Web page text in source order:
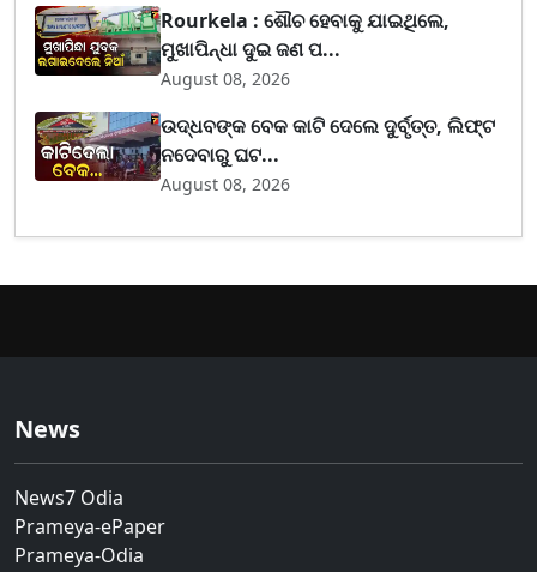
Rourkela : ଶୌଚ ହେବାକୁ ଯାଇଥିଲେ,
ମୁଖାପିନ୍ଧା ଦୁଇ ଜଣ ପ...
August 08, 2026
ଉଦ୍ଧବଙ୍କ ବେକ କାଟି ଦେଲେ ଦୁର୍ବୃତ୍ତ, ଲିଫ୍ଟ
ନଦେବାରୁ ଘଟ...
August 08, 2026
News
News7 Odia
Prameya-ePaper
Prameya-Odia